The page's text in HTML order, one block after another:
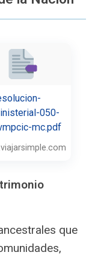
050-
mc.pdf
que